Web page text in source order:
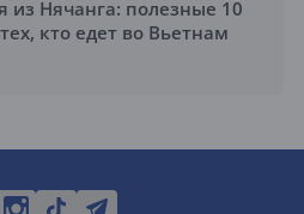
из Нячанга: полезные 10
кто едет во Вьетнам